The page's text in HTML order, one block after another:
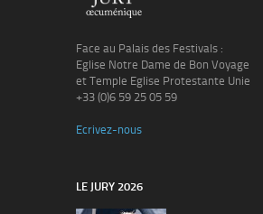
Face au Palais des Festivals :
Eglise Notre Dame de Bon Voyage
et Temple Eglise Protestante Unie
+33 (0)6 59 25 05 59
Ecrivez-nous
LE JURY 2026